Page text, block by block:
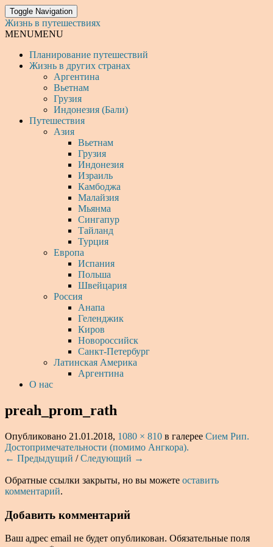
Toggle Navigation
Жизнь в путешествиях
MENUMENU
Планирование путешествий
Жизнь в других странах
Аргентина
Вьетнам
Грузия
Индонезия (Бали)
Путешествия
Азия
Вьетнам
Грузия
Индонезия
Израиль
Камбоджа
Малайзия
Мьянма
Сингапур
Тайланд
Турция
Европа
Испания
Польша
Швейцария
Россия
Анапа
Геленджик
Киров
Новороссийск
Санкт-Петербург
Латинская Америка
Аргентина
О нас
preah_prom_rath
Опубликовано 21.01.2018, 1080 × 810 в галерее Сием Рип.
Достопримечательности (помимо Ангкора).
← Предыдущий /Следующий →
Обратные ссылки закрыты, но вы можете оставить
комментарий.
Добавить комментарий
Ваш адрес email не будет опубликован. Обязательные поля